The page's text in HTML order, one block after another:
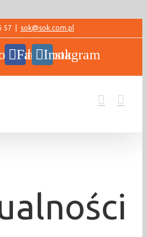
57 sok@sok.com.pl
FacebookInstagram